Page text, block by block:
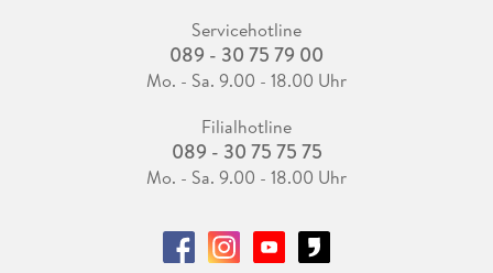
Servicehotline
089 - 30 75 79 00
Mo. - Sa. 9.00 - 18.00 Uhr
Filialhotline
089 - 30 75 75 75
Mo. - Sa. 9.00 - 18.00 Uhr